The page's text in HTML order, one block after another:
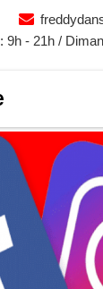
9h - 21h /